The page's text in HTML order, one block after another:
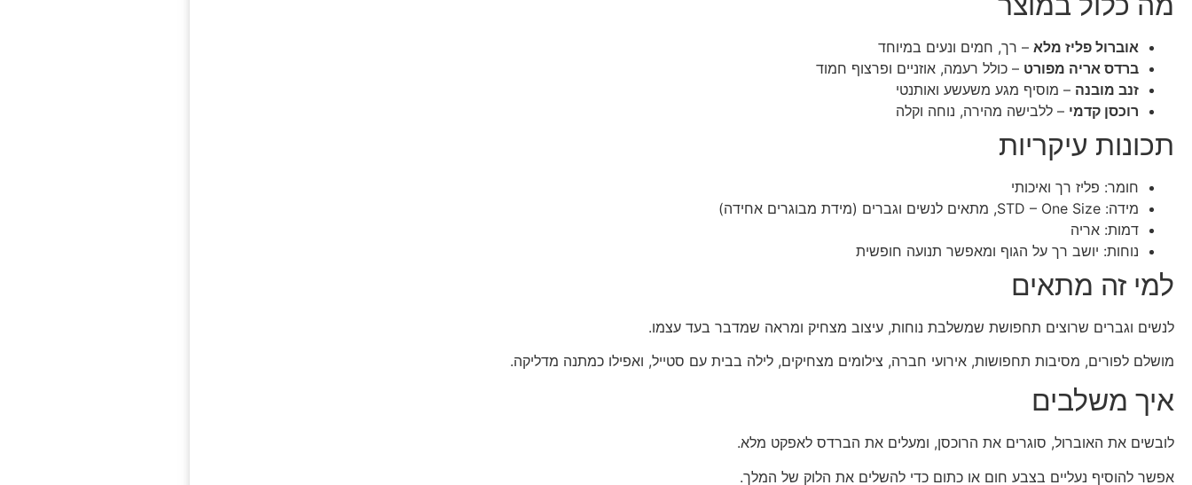
אוברול פליז מלא – רך, חמים ונעים במיוחד
ברדס אריה מפורט – כולל רעמה, אוזניים ופרצוף חמוד
זנב מובנה – מוסיף מגע משעשע ואותנטי
רוכסן קדמי – ללבישה מהירה, נוחה וקלה
תכונות עיקריות
חומר: פליז רך ואיכותי
מידה: STD – One Size, מתאים לנשים וגברים (מידת מבוגרים אחידה)
דמות: אריה
נוחות: יושב רך על הגוף ומאפשר תנועה חופשית
למי זה מתאים
לנשים וגברים שרוצים תחפושת שמשלבת נוחות, עיצוב מצחיק ומראה שמדבר בעד עצמו.
מושלם לפורים, מסיבות תחפושות, אירועי חברה, צילומים מצחיקים, לילה בבית עם סטייל, ואפילו כמתנה מדליקה.
איך משלבים
לובשים את האוברול, סוגרים את הרוכסן, ומעלים את הברדס לאפקט מלא.
אפשר להוסיף נעליים בצבע חום או כתום כדי להשלים את הלוק של המלך.